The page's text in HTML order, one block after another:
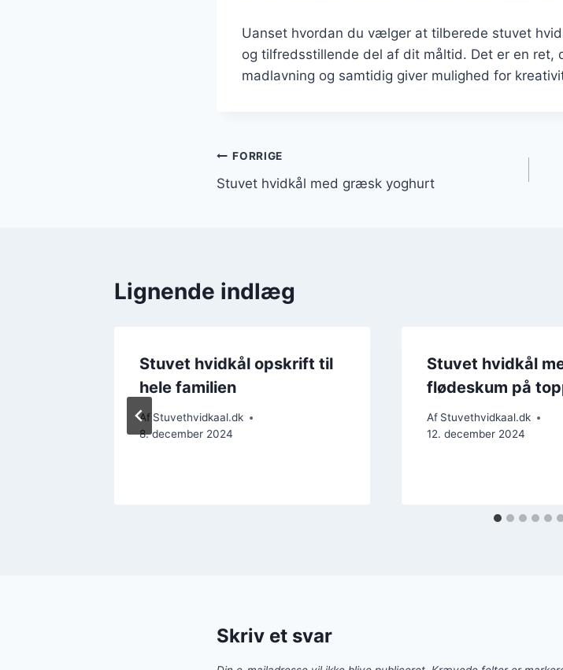
Uanset hvordan du vælger at tilberede stuvet
og tilfredsstillende del af dit måltid. Det er en ret,
madlavning og samtidig giver mulighed for
Indlægsnavigation
FORRIGE
Stuvet hvidkål med græsk yoghurt
Lignende indlæg
Stuvet hvidkål opskrift til
hele familien
Af Stuvethvidkaal.dk
8. december 2024
Stuvet hvidkål
flødeskum på
Af Stuvethvidkaal.dk
12. december 2024
Skriv et svar